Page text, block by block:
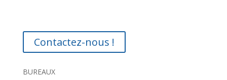
Contactez-nous !
BUREAUX